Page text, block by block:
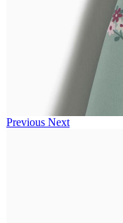
Previous Next